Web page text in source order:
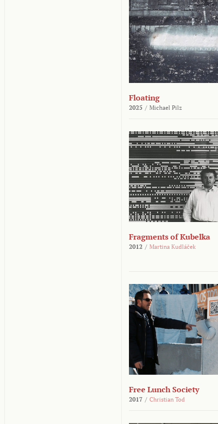
Floating
2025 / Michael Pilz
Fragments of Kubelka
2012 / Martina Kudláček
Free Lunch Society
2017 / Christian Tod